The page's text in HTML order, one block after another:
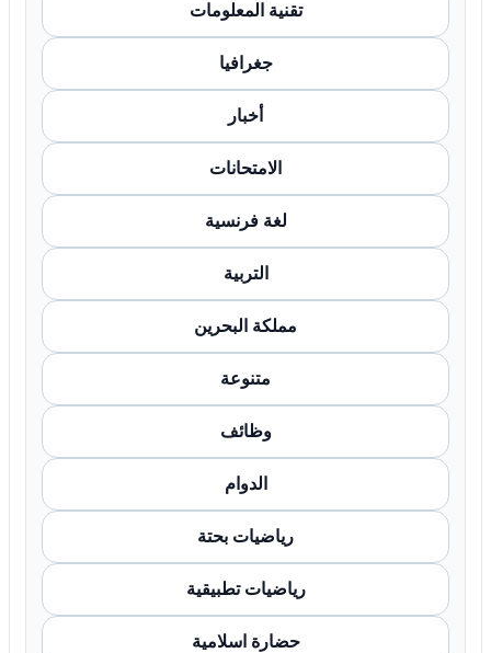
تقنية المعلومات
جغرافيا
أخبار
الامتحانات
لغة فرنسية
التربية
مملكة البحرين
متنوعة
وظائف
الدوام
رياضيات بحتة
رياضيات تطبيقية
حضارة اسلامية